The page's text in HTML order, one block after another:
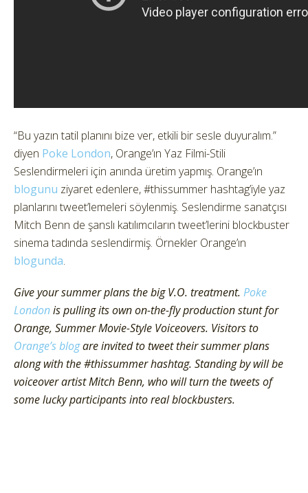
“Bu yazın tatil planını bize ver, etkili bir sesle duyuralım.”
diyen Poke London, Orange’ın Yaz Filmi-Stili
Seslendirmeleri için anında üretim yapmış. Orange’ın
blogunu ziyaret edenlere, #thissummer hashtag’iyle yaz
planlarını tweet’lemeleri söylenmiş. Seslendirme sanatçısı
Mitch Benn de şanslı katılımcıların tweet’lerini blockbuster
sinema tadında seslendirmiş. Örnekler Orange’ın
blogunda.
Give your summer plans the big V.O. treatment. Poke
Londonis pulling its own on-the-fly production stunt for
Orange, Summer Movie-Style Voiceovers. Visitors to
Orange’s blogare invited to tweet their summer plans
along with the #thissummer hashtag. Standing by will be
voiceover artist Mitch Benn, who will turn the tweets of
some lucky participants into real blockbusters.